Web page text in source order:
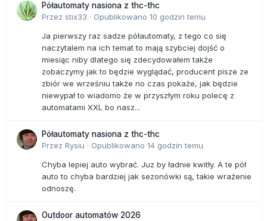
Półautomaty nasiona z thc-thc
Przez stix33 · Opublikowano 10 godzin temu
Ja pierwszy raz sadze półautomaty, z tego co się
naczytalem na ich temat to mają szybciej dojść o
miesiąc niby dlatego się zdecydowałem także
zobaczymy jak to będzie wyglądać, producent pisze ze
zbiór we wrześniu także no czas pokaże, jak będzie
niewypał to wiadomo że w przyszłym roku polecę z
automatami XXL bo nasz...
Półautomaty nasiona z thc-thc
Przez Rysiu · Opublikowano 14 godzin temu
Chyba lepiej auto wybrać. Juz by ładnie kwitły. A te pół
auto to chyba bardziej jak sezonówki są, takie wrażenie
odnoszę.
Outdoor automatów 2026